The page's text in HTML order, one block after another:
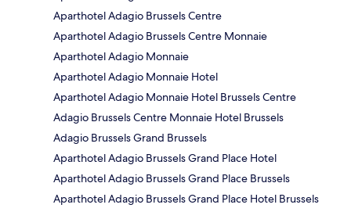
Aparthotel Adagio Brussels Centre
Aparthotel Adagio Brussels Centre Monnaie
Aparthotel Adagio Monnaie
Aparthotel Adagio Monnaie Hotel
Aparthotel Adagio Monnaie Hotel Brussels Centre
Adagio Brussels Centre Monnaie Hotel Brussels
Adagio Brussels Grand Brussels
Aparthotel Adagio Brussels Grand Place Hotel
Aparthotel Adagio Brussels Grand Place Brussels
Aparthotel Adagio Brussels Grand Place Hotel Brussels